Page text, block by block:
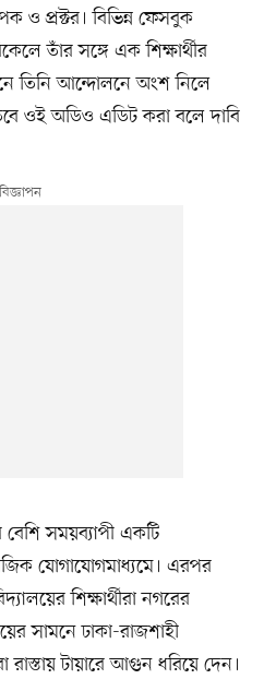
ও প্রক্টর। বিভিন্ন ফেসবুক
তাঁর সঙ্গে এক শিক্ষার্থীর
তিনি আন্দোলনে অংশ নিলে
ওই অডিও এডিট করা বলে দাবি
সময়ব্যাপী একটি
যোগাযোগমাধ্যমে। এরপর
শিক্ষার্থীরা নগরের
সামনে ঢাকা-রাজশাহী
টায়ারে আগুন ধরিয়ে দেন।